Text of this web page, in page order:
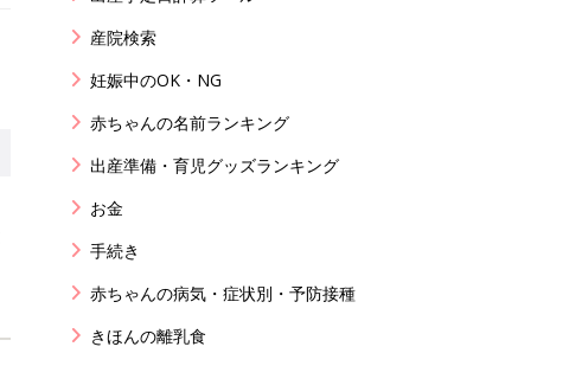
産院検索
妊娠中のOK・NG
赤ちゃんの名前ランキング
出産準備・育児グッズランキング
お金
手続き
赤ちゃんの病気・症状別・予防接種
きほんの離乳食